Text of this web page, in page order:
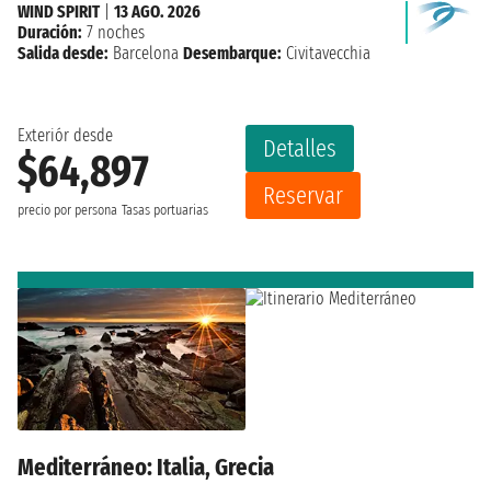
Exteriór desde
$64,897
precio por persona Tasas portuarias
Detalles
Reservar
WIND SPIRIT| 13 AGO. 2026
Duración: 7 noches
Salida desde: Barcelona Desembarque: Civitavecchia
Mediterráneo: Italia, Grecia